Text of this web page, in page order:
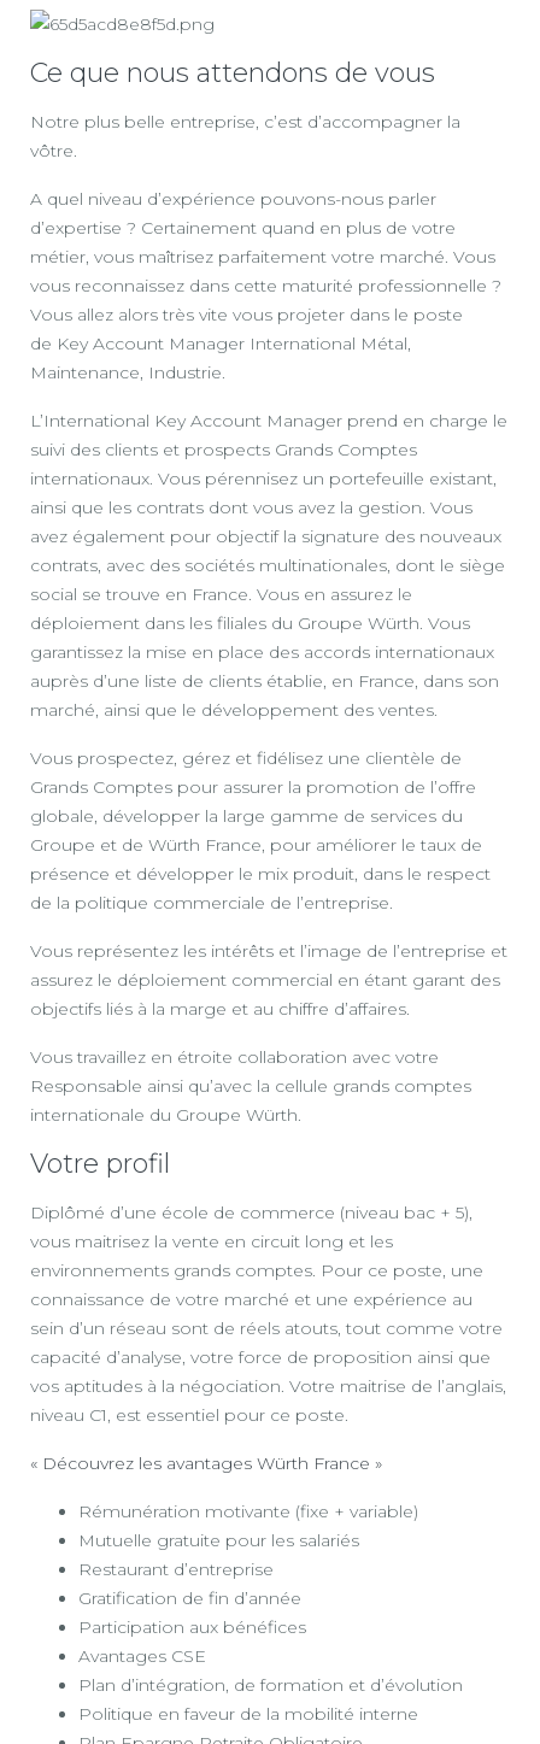
Ce que nous attendons de vous
Notre plus belle entreprise, c’est d’accompagner la
vôtre.
A quel niveau d’expérience pouvons-nous parler
d’expertise ? Certainement quand en plus de votre
métier, vous maîtrisez parfaitement votre marché. Vous
vous reconnaissez dans cette maturité professionnelle ?
Vous allez alors très vite vous projeter dans le poste
de Key Account Manager International Métal,
Maintenance, Industrie.
L’International Key Account Manager prend en charge le
suivi des clients et prospects Grands Comptes
internationaux. Vous pérennisez un portefeuille existant,
ainsi que les contrats dont vous avez la gestion. Vous
avez également pour objectif la signature des nouveaux
contrats, avec des sociétés multinationales, dont le siège
social se trouve en France. Vous en assurez le
déploiement dans les filiales du Groupe Würth. Vous
garantissez la mise en place des accords internationaux
auprès d’une liste de clients établie, en France, dans son
marché, ainsi que le développement des ventes.
Vous prospectez, gérez et fidélisez une clientèle de
Grands Comptes pour assurer la promotion de l’offre
globale, développer la large gamme de services du
Groupe et de Würth France, pour améliorer le taux de
présence et développer le mix produit, dans le respect
de la politique commerciale de l’entreprise.
Vous représentez les intérêts et l’image de l’entreprise et
assurez le déploiement commercial en étant garant des
objectifs liés à la marge et au chiffre d’affaires.
Vous travaillez en étroite collaboration avec votre
Responsable ainsi qu’avec la cellule grands comptes
internationale du Groupe Würth.
Votre profil
Diplômé d’une école de commerce (niveau bac + 5),
vous maitrisez la vente en circuit long et les
environnements grands comptes. Pour ce poste, une
connaissance de votre marché et une expérience au
sein d’un réseau sont de réels atouts, tout comme votre
capacité d’analyse, votre force de proposition ainsi que
vos aptitudes à la négociation. Votre maitrise de l’anglais,
niveau C1, est essentiel pour ce poste.
« Découvrez les avantages Würth France »
Rémunération motivante (fixe + variable)
Mutuelle gratuite pour les salariés
Restaurant d’entreprise
Gratification de fin d’année
Participation aux bénéfices
Avantages CSE
Plan d’intégration, de formation et d’évolution
Politique en faveur de la mobilité interne